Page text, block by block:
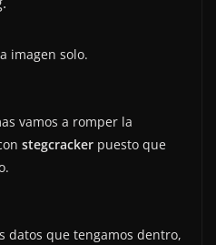
imagen solo.
vamos a romper la
stegcracker puesto que
datos que tengamos dentro,